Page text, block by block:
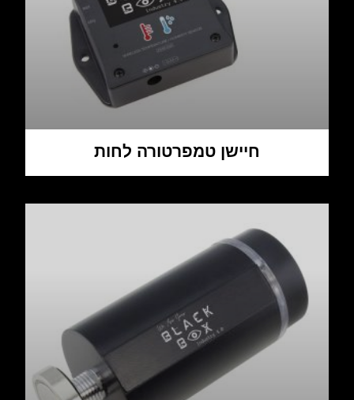
חיישן טמפרטורה לחות